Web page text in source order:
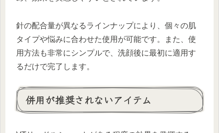
針の配合量が異なるラインナップにより、個々の肌
タイプや悩みに合わせた使用が可能です。また、使
用方法も非常にシンプルで、洗顔後に最初に適用す
るだけで完了します。
併用が推奨されないアイテム